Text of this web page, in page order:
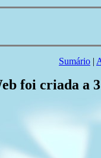
Sumário |
foi criada a